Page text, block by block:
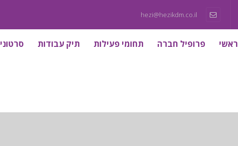
ראשי פרופיל חברה תחומי פעילות תיק עבודות